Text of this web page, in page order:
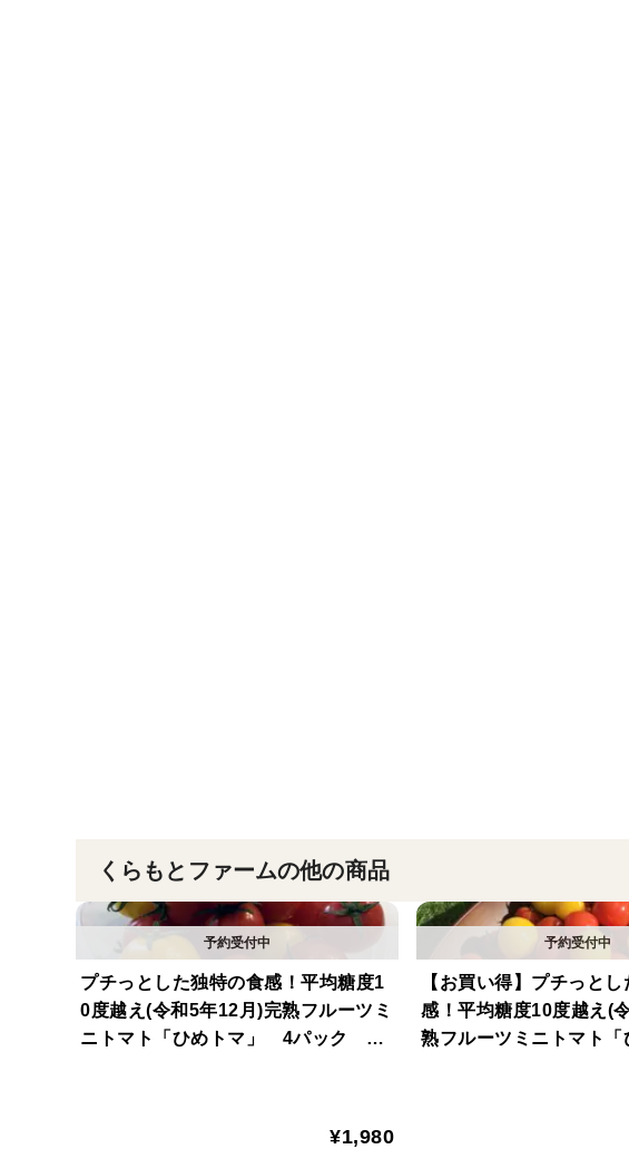
くらもとファームの他の商品
プチっとした独特の食感！平均糖度1
0度越え(令和5年12月)完熟フルーツミ
ニトマト「ひめトマ」 4パック 人
¥1,980
【お買い得】プチっと
感！平均糖度10度越え(
熟フルーツミニトマト